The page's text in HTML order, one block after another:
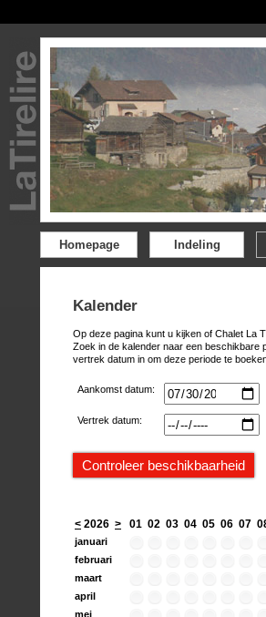
Homepage Indeling
Kalender
Op deze pagina kunt u kijken of Chalet La
Zoek in de kalender naar een beschikbare
vertrek datum in om deze periode te
Aankomst datum:
Vertrek datum:
< 2026 > 01 02 03 04 05 06 07
januari
februari
maart
april
mei